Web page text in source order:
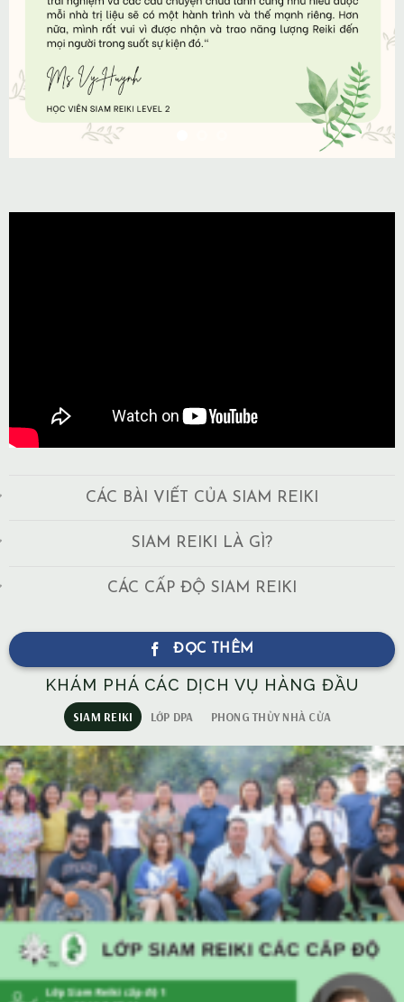
CÁC BÀI VIẾT CỦA SIAM REIKI
SIAM REIKI LÀ GÌ?
CÁC CẤP ĐỘ SIAM REIKI
ĐỌC THÊM
KHÁM PHÁ CÁC DỊCH VỤ HÀNG ĐẦU
SIAM REIKI LỚP DPA PHONG THỦY NHÀ CỬA